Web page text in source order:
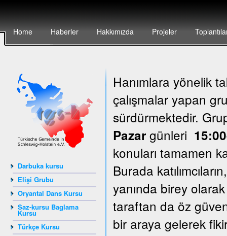
Home Haberler Hakkımızda Projeler
Darbuka kursu
Elişi Grubu
Oryantal Dans Kursu
Saz-kursu Baglama
Kursu
Türkçe Kursu
Hanımlara yönelik
çalışmalar yapan
sürdürmektedir.
Pazargünleri
konuları tamamen
Burada
yanında birey
taraftan da öz
bir araya gelerek